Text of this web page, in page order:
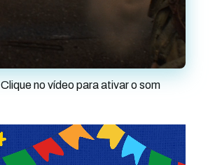
Clique no vídeo para ativar o som